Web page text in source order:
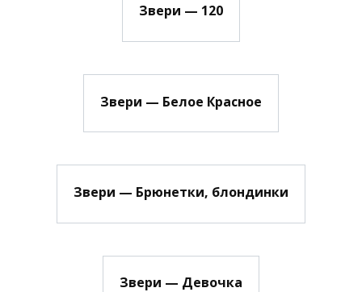
Звери — 120
Звери — Белое Красное
Звери — Брюнетки, блондинки
Звери — Девочка